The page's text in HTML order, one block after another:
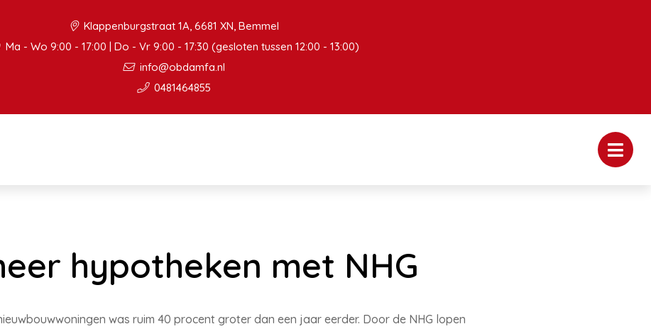
Klappenburgstraat 1A, 6681 XN, Bemmel
Ma - Wo 9:00 - 17:00 | Do - Vr 9:00 - 17:30 (gesloten tussen 12:00 - 13:00)
info@obdamfa.nl
0481464855
hypotheken met NHG
was ruim 40 procent groter dan een jaar eerder. Door de NHG lopen